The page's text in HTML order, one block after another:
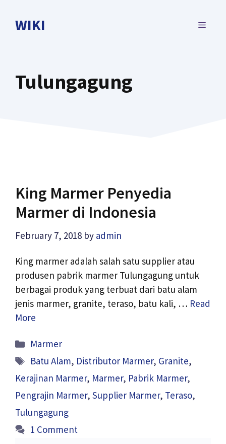
WIKI MENU
Tulungagung
King Marmer Penyedia
Marmer di Indonesia
February 7, 2018 by admin
King marmer adalah salah satu supplier atau
produsen pabrik marmer Tulungagung untuk
berbagai produk yang terbuat dari batu alam
jenis marmer, granite, teraso, batu kali, … Read
More
Categories
Marmer
Tags
Batu Alam, Distributor Marmer, Granite,
Kerajinan Marmer, Marmer, Pabrik Marmer,
Pengrajin Marmer, Supplier Marmer, Teraso,
Tulungagung
1 Comment